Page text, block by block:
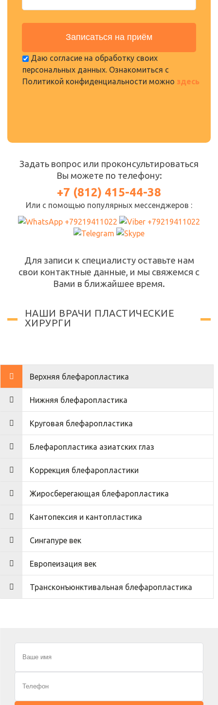
Даю согласие на обработку своих
персональных данных. Ознакомиться с
Политикой конфиденциальности можно здесь
Задать вопрос или проконсультироваться
Вы можете по телефону:
+7 (812) 415-44-38
Или с помощью популярных мессенджеров :
Для записи к специалисту оставьте нам
свои контактные данные, и мы свяжемся с
Вами в ближайшее время.
НАШИ ВРАЧИ ПЛАСТИЧЕСКИЕ
ХИРУРГИ
Верхняя блефаропластика
Нижняя блефаропластика
Круговая блефаропластика
Блефаропластика азиатских глаз
Коррекция блефаропластики
Жиросберегающая блефаропластика
Кантопексия и кантопластика
Сингапуре век
Европеизация век
Трансконъюнктивальная блефаропластика